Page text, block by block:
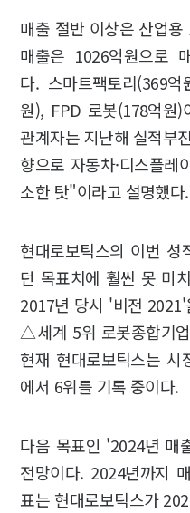
매출 절반 이상은 산업
매출은 1026억원으로
다. 스마트팩토리(369억
원), FPD 로봇(178억원
관계자는 지난해 실적부
향으로 자동차·디스플
소한 탓"이라고 설명했다.
현대로보틱스의 이번
던 목표치에 훨씬 못 미
2017년 당시 '비전
△세계 5위 로봇종합기
현재 현대로보틱스는
에서 6위를 기록 중이다.
다음 목표인 '2024년 매
전망이다. 2024년까지
표는 현대로보틱스가